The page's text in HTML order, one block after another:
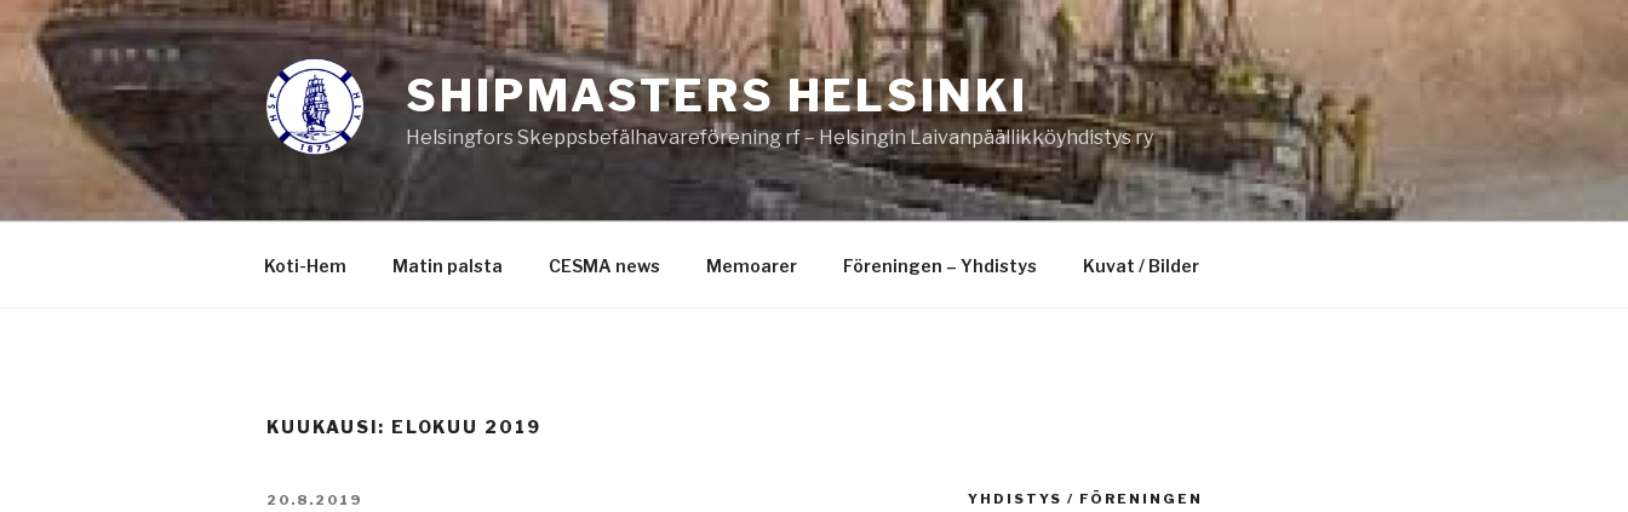
Siirry
sisältöön
SHIPMASTERS HELSINKI
Helsingfors Skeppsbefälhavareförening rf – Helsingin Laivanpäällikköyhdistys ry
Koti-Hem Matin palsta CESMA news Memoarer Föreningen – Yhdistys Kuvat / Bilder
KUUKAUSI: ELOKUU 2019
JULKAISTU
20.8.2019 YHDISTYS / FÖRENINGEN